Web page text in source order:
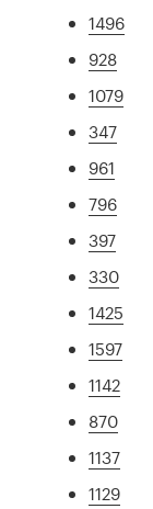
1496
928
1079
347
961
796
397
330
1425
1597
1142
870
1137
1129